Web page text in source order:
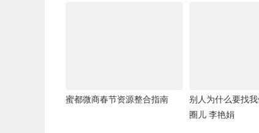
蜜都微商春节资源整合指南
别人为什么要找
圈儿 李艳娟